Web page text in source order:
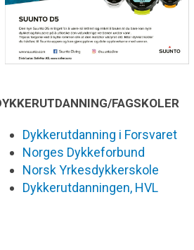
FAGSKOLER
Dykkerutdanning i Forsvaret
Norges Dykkeforbund
Norsk Yrkesdykkerskole
Dykkerutdanningen, HVL